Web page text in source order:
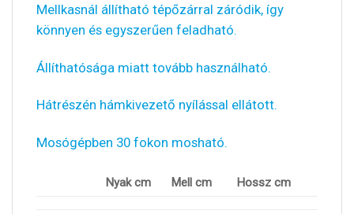
Mellkasnál állítható tépőzárral záródik, így
könnyen és egyszerűen feladható.
Állíthatósága miatt tovább használható.
Hátrészén hámkivezető nyílással ellátott.
Mosógépben 30 fokon mosható.
Nyak cm Mell cm Hossz cm